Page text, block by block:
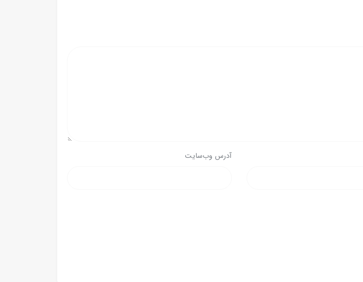
آدرس وب‌سایت